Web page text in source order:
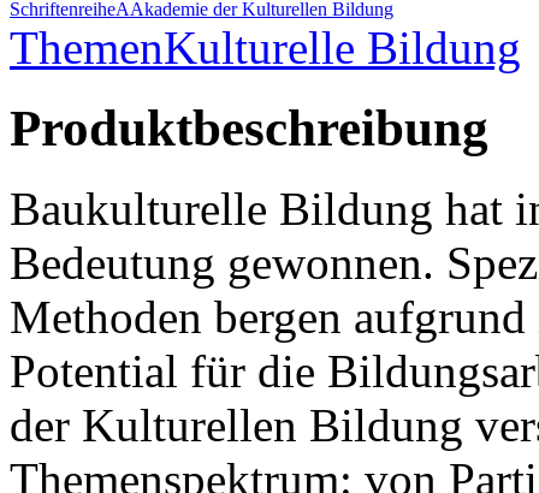
SchriftenreiheAAkademie der Kulturellen Bildung
ThemenKulturelle Bildung
Produktbeschreibung
Baukulturelle Bildung hat
Bedeutung gewonnen.
Methoden bergen
Potential für die
der Kulturellen Bildung
Themenspektrum: von